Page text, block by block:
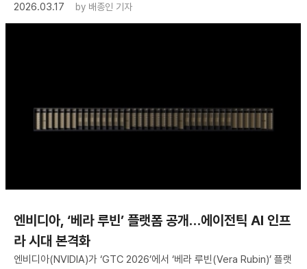
2026.03.17
by 배종인 기자
엔비디아, ‘베라 루빈’ 플랫폼 공개…에이전틱 AI 인프
라 시대 본격화
엔비디아(NVIDIA)가 ‘GTC 2026’에서 ‘베라 루빈(Vera Rubin)’ 플랫